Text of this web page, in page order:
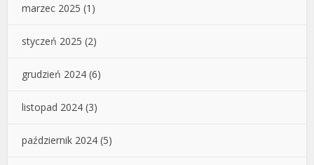
marzec 2025 (1)
styczeń 2025 (2)
grudzień 2024 (6)
listopad 2024 (3)
październik 2024 (5)